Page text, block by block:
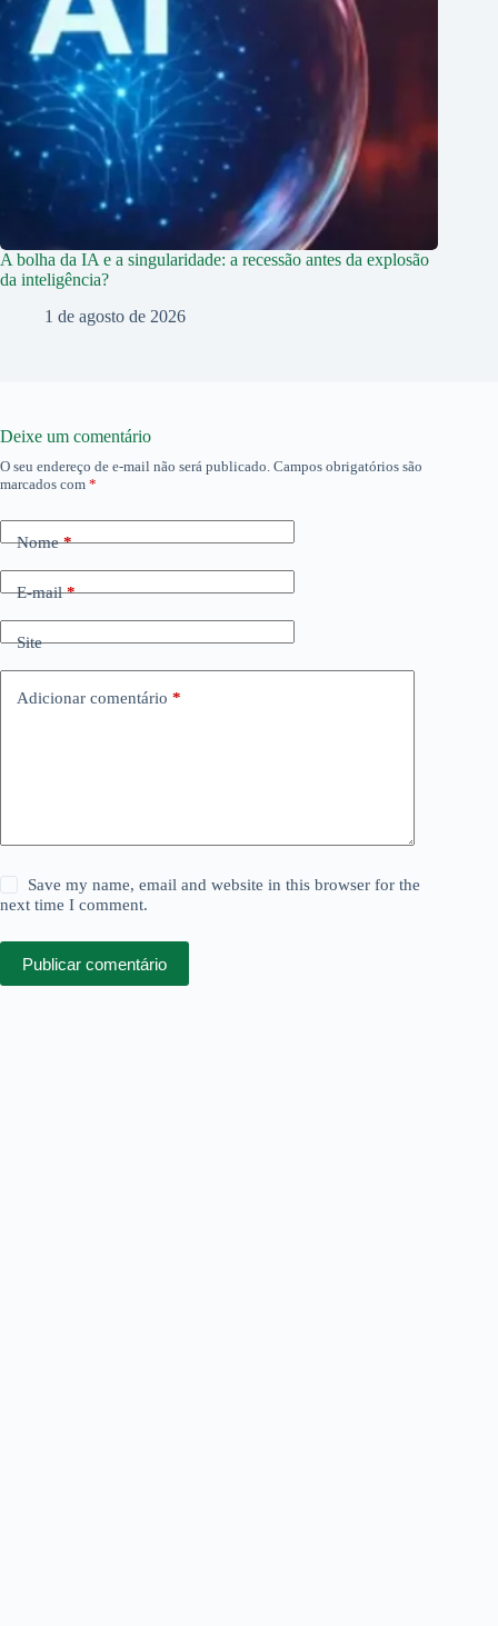
A bolha da IA e a singularidade: a recessão antes da explosão
da inteligência?
1 de agosto de 2026
Deixe um comentário
O seu endereço de e-mail não será publicado. Campos obrigatórios são
marcados com *
Nome*
E-mail*
Site
Adicionar comentário *
Save my name, email and website in this browser for the
next time I comment.
Publicar comentário